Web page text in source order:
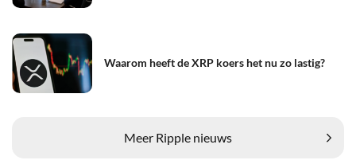
Waarom heeft de XRP koers het nu zo lastig?
Meer Ripple nieuws